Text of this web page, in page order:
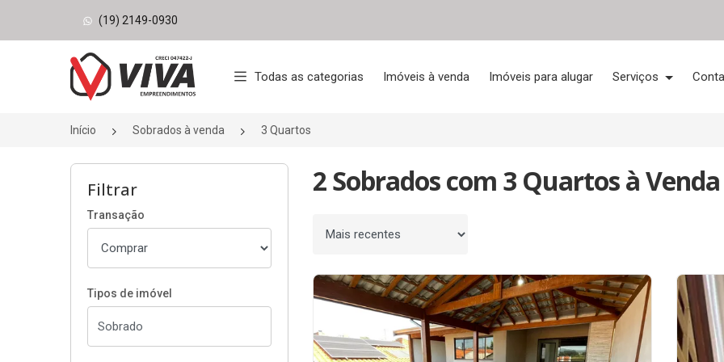
(19) 2149-0930
Página inicial
Todas as categorias Imóveis à venda Imóveis para alugar Serviços
Início Sobrados à venda 3 Quartos
Filtrar
Transação
Tipos de imóvel
2 Sobrados com 3 Quartos à Venda
Ordenar por